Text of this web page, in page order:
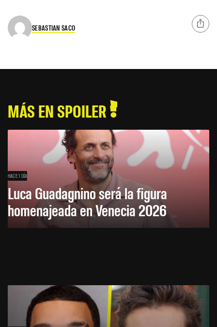
SEBASTIAN SACO
MÁS EN SPOILER
HACE 1 DÍA
Luca Guadagnino será la figura
homenajeada en Venecia 2026